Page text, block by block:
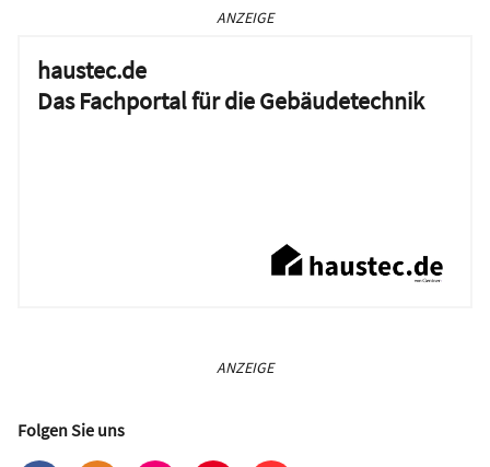
ANZEIGE
haustec.de
Das Fachportal für die Gebäudetechnik
ANZEIGE
Folgen Sie uns